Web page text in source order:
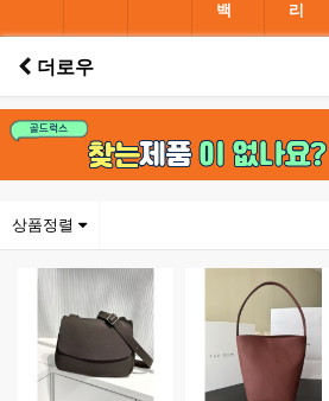
백
리
더로우
상품정렬